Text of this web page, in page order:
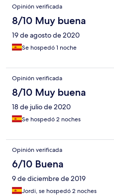
Opinión verificada
8/10 Muy buena
19 de agosto de 2020
Se hospedó 1 noche
Opinión verificada
8/10 Muy buena
18 de julio de 2020
Se hospedó 2 noches
Opinión verificada
6/10 Buena
9 de diciembre de 2019
Jordi, se hospedó 2 noches